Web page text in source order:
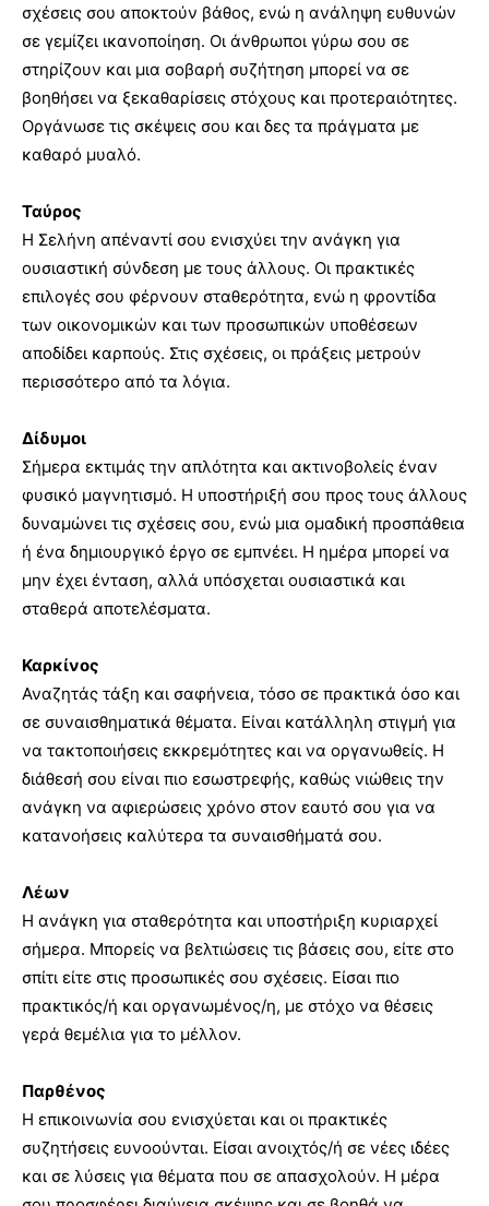
σχέσεις σου αποκτούν βάθος, ενώ η ανάληψη ευθυνών
σε γεμίζει ικανοποίηση. Οι άνθρωποι γύρω σου σε
στηρίζουν και μια σοβαρή συζήτηση μπορεί να σε
βοηθήσει να ξεκαθαρίσεις στόχους και προτεραιότητες.
Οργάνωσε τις σκέψεις σου και δες τα πράγματα με
καθαρό μυαλό.
Ταύρος
Η Σελήνη απέναντί σου ενισχύει την ανάγκη για
ουσιαστική σύνδεση με τους άλλους. Οι πρακτικές
επιλογές σου φέρνουν σταθερότητα, ενώ η φροντίδα
των οικονομικών και των προσωπικών υποθέσεων
αποδίδει καρπούς. Στις σχέσεις, οι πράξεις μετρούν
περισσότερο από τα λόγια.
Δίδυμοι
Σήμερα εκτιμάς την απλότητα και ακτινοβολείς έναν
φυσικό μαγνητισμό. Η υποστήριξή σου προς τους άλλους
δυναμώνει τις σχέσεις σου, ενώ μια ομαδική προσπάθεια
ή ένα δημιουργικό έργο σε εμπνέει. Η ημέρα μπορεί να
μην έχει ένταση, αλλά υπόσχεται ουσιαστικά και
σταθερά αποτελέσματα.
Καρκίνος
Αναζητάς τάξη και σαφήνεια, τόσο σε πρακτικά όσο και
σε συναισθηματικά θέματα. Είναι κατάλληλη στιγμή για
να τακτοποιήσεις εκκρεμότητες και να οργανωθείς. Η
διάθεσή σου είναι πιο εσωστρεφής, καθώς νιώθεις την
ανάγκη να αφιερώσεις χρόνο στον εαυτό σου για να
κατανοήσεις καλύτερα τα συναισθήματά σου.
Λέων
Η ανάγκη για σταθερότητα και υποστήριξη κυριαρχεί
σήμερα. Μπορείς να βελτιώσεις τις βάσεις σου, είτε στο
σπίτι είτε στις προσωπικές σου σχέσεις. Είσαι πιο
πρακτικός/ή και οργανωμένος/η, με στόχο να θέσεις
γερά θεμέλια για το μέλλον.
Παρθένος
Η επικοινωνία σου ενισχύεται και οι πρακτικές
συζητήσεις ευνοούνται. Είσαι ανοιχτός/ή σε νέες ιδέες
και σε λύσεις για θέματα που σε απασχολούν. Η μέρα